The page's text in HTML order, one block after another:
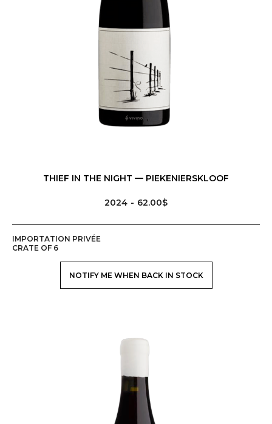
MENU
EVENTS
NEWS
THIEF IN THE NIGHT — PIEKENIERSKLOOF
2024 62.00$
IMPORTATION PRIVÉE
CRATE OF 6
NOTIFY ME WHEN BACK IN STOCK